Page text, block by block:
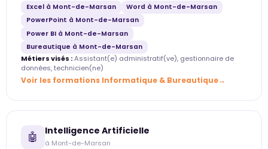
Excel à Mont-de-Marsan
Word à Mont-de-Marsan
PowerPoint à Mont-de-Marsan
Power BI à Mont-de-Marsan
Bureautique à Mont-de-Marsan
Métiers visés :Assistant(e) administratif(ve), gestionnaire de
données, technicien(ne)
Voir les formations Informatique & Bureautique
🤖 Intelligence Artificielle
à Mont-de-Marsan